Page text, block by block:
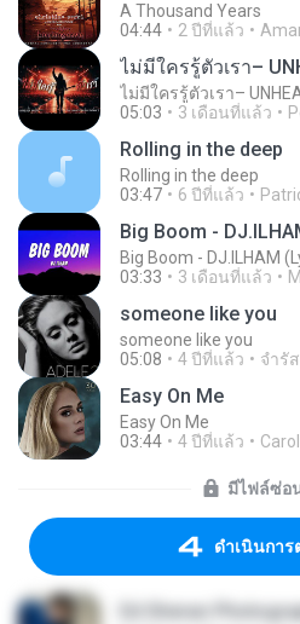
A Thousand Years
04:44
2 ปีที่แล้ว
05:03
3 เดือนที่แล้ว
Rolling in the deep
Rolling in the deep
03:47
6 ปีที่แล้ว
03:33
3 เดือนที่แล้ว
someone like you
someone like you
05:08
4 ปีที่แล้ว จํารัส
Easy On Me
Easy On Me
03:44
4 ปีที่แล้ว
มีไฟล์ซ่อ
ดำเนินกา
Ed Sheran